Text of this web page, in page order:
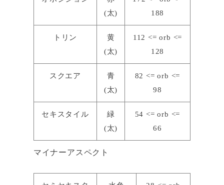
(太)
188
トリン
黄
(太)
112 <= orb <=
128
スクエア
青
(太)
82 <= orb <=
98
セキスタイル
緑
(太)
54 <= orb <=
66
マイナーアスペクト